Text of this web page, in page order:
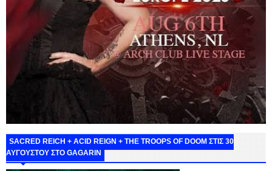
SACRED REICH + ACID REIGN + THE TROOPS OF DOOM ΣΤΙΣ 30
ΑΥΓΟΥΣΤΟΥ ΣΤΟ GAGARIN